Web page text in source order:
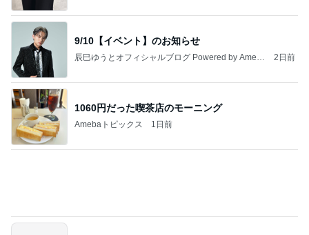
9/10【イベント】のお知らせ
辰巳ゆうとオフィシャルブログ Powered by Ameb
2日前
1060円だった喫茶店のモーニング
Amebaトピックス 1日前